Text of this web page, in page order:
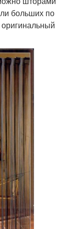
больших по